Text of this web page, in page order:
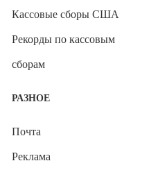
Кассовые сборы США
Рекорды по кассовым
сборам
РАЗНОЕ
Почта
Реклама